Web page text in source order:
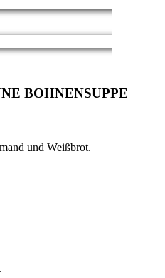
BOHNENSUPPE
und Weißbrot.